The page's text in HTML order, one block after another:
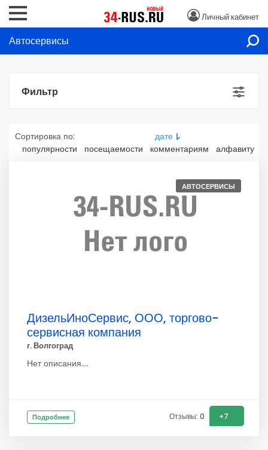
Личный кабинет
Автосервисы
Фильтр
Сортировка по:
дате
популярности
посещаемости комментариям алфавиту
АВТОСЕРВИСЫ
ДизельИноСервис, ООО, торгово-
сервисная компания
г. Волгоград
Нет описания....
Подробнее Отзывы: 0 +7